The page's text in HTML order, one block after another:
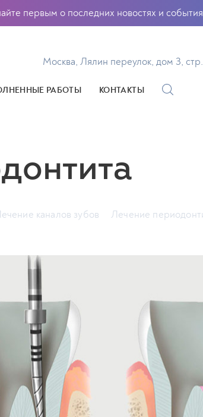
первым о последних новостях и
Москва, Лялин переулок, дом 3,
РАБОТЫ КОНТАКТЫ
каналов зубов Лечение